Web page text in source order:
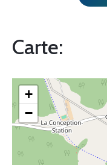
Carte:
+
−